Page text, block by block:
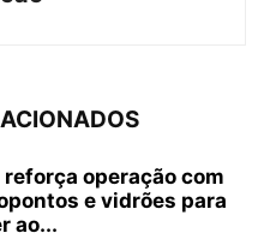
reforça operação com
e vidrões para
ao...